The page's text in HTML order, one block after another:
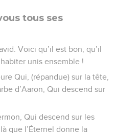
Que je mettrai sur ton
Et mes préceptes que je
toujours Siégeront sur ton
l’a désirée pour son
; J’y habiterai, car je